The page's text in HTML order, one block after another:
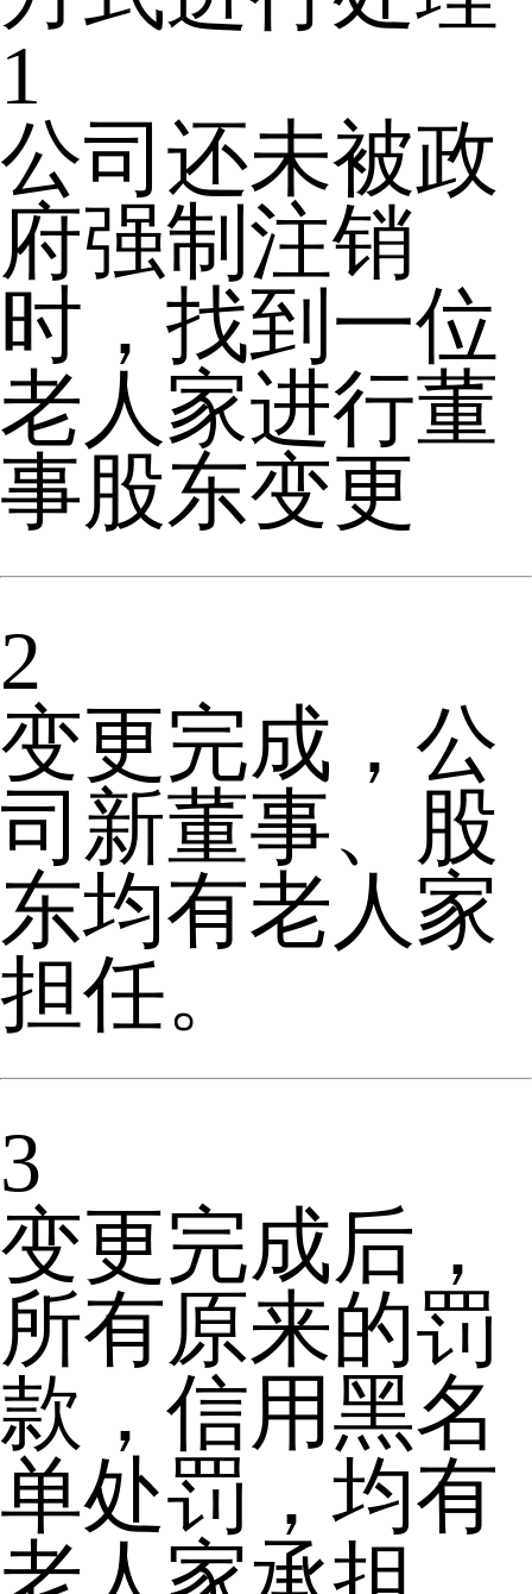
1
公司还未被政
府强制注销
时，找到一位
老人家进行董
事股东变更
2
变更完成，公
司新董事、股
东均有老人家
担任。
3
变更完成后，
所有原来的罚
款，信用黑名
单处罚，均有